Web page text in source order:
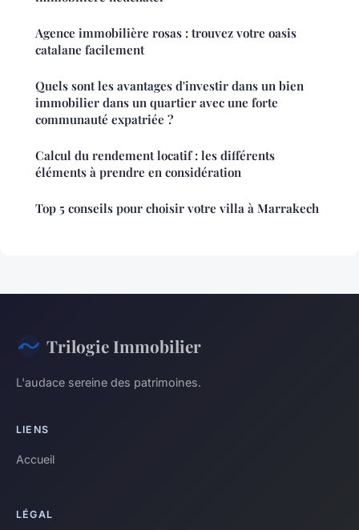
Agence immobilière rosas : trouvez votre oasis
catalane facilement
Quels sont les avantages d'investir dans un bien
immobilier dans un quartier avec une forte
communauté expatriée ?
Calcul du rendement locatif : les différents
éléments à prendre en considération
Top 5 conseils pour choisir votre villa à Marrakech
Trilogie Immobilier
L'audace sereine des patrimoines.
LIENS
Accueil
LÉGAL